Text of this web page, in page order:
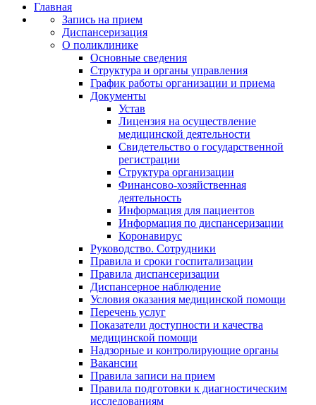
Главная
Запись на прием
Диспансеризация
О поликлинике
Основные сведения
Структура и органы управления
График работы организации и приема
Документы
Устав
Лицензия на осуществление
медицинской деятельности
Свидетельство о государственной
регистрации
Структура организации
Финансово-хозяйственная
деятельность
Информация для пациентов
Информация по диспансеризации
Коронавирус
Руководство. Сотрудники
Правила и сроки госпитализации
Правила диспансеризации
Диспансерное наблюдение
Условия оказания медицинской помощи
Перечень услуг
Показатели доступности и качества
медицинской помощи
Надзорные и контролирующие органы
Вакансии
Правила записи на прием
Правила подготовки к диагностическим
исследованиям